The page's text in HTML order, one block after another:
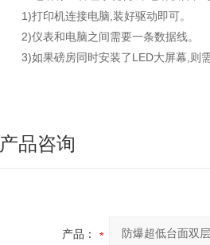
1)打印机连接电脑,装好驱动即可。
2)仪表和电脑之间需要一条数据线。
3)如果磅房同时安装了LED大屏幕,则
产品咨询
产品：